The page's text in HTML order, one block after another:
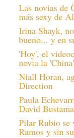
Las novias de
más sexy de
Irina Shayk,
bueno... y en
'Hoy', el
novia la
Niall Horan,
Direction
Paula
David
Pilar Rubio se
Ramos y sin